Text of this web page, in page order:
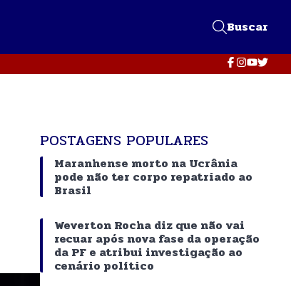
Buscar
POSTAGENS POPULARES
Maranhense morto na Ucrânia
pode não ter corpo repatriado ao
Brasil
Weverton Rocha diz que não vai
recuar após nova fase da operação
da PF e atribui investigação ao
cenário político